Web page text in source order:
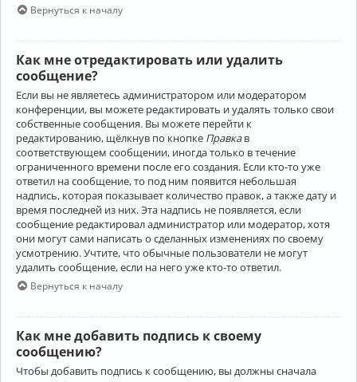
Вернуться к началу
Как мне отредактировать или удалить
сообщение?
Если вы не являетесь администратором или модератором
конференции, вы можете редактировать и удалять только свои
собственные сообщения. Вы можете перейти к
редактированию, щёлкнув по кнопке Правкав
соответствующем сообщении, иногда только в течение
ограниченного времени после его создания. Если кто-то уже
ответил на сообщение, то под ним появится небольшая
надпись, которая показывает количество правок, а также дату и
время последней из них. Эта надпись не появляется, если
сообщение редактировал администратор или модератор, хотя
они могут сами написать о сделанных изменениях по своему
усмотрению. Учтите, что обычные пользователи не могут
удалить сообщение, если на него уже кто-то ответил.
Вернуться к началу
Как мне добавить подпись к своему
сообщению?
Чтобы добавить подпись к сообщению, вы должны сначала